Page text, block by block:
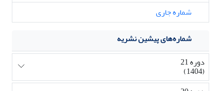
شماره جاری
شماره‌های پیشین نشریه
دوره 21
(1404)